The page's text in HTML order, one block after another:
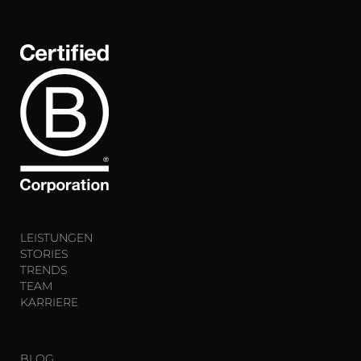
LEISTUNGEN
STORIES
TRENDS
TEAM
KARRIERE